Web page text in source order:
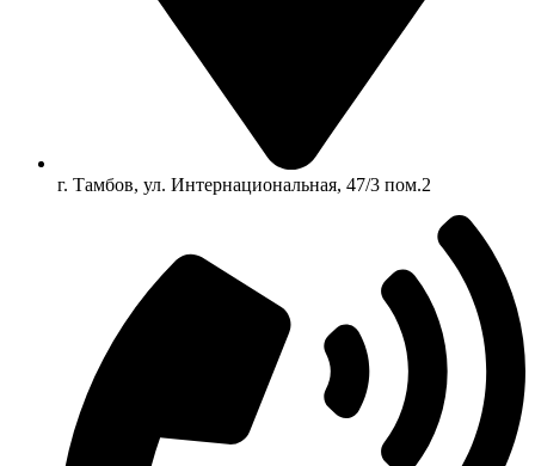
г. Тамбов, ул. Интернациональная, 47/3 пом.2